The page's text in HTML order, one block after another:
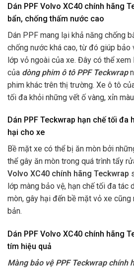
Dán PPF Volvo XC40 chính hãng
bẩn, chống thấm nước cao
Dán PPF mang lại khả năng chống
chống nước khá cao, từ đó giúp bảo
lớp vỏ ngoài của xe. Đây có thể
của dòng phim ô tô PPF Teckwrap
phim khác trên thị trường. Xe ô tô
tối đa khỏi những vết ố vàng, xỉn
Dán PPF Teckwrap hạn chế tối đa
hại cho xe
Bề mặt xe có thể bị ăn mòn bởi
thể gây ăn mòn trong quá trình tẩy
Volvo XC40 chính hãng Teckwrap
lớp màng bảo vệ, hạn chế tối đa tác
mòn, gây hại đến bề mặt vỏ xe
bản.
Dán PPF Volvo XC40 chính hãng
tím hiệu quả
Màng bảo vệ PPF Teckwrap chính